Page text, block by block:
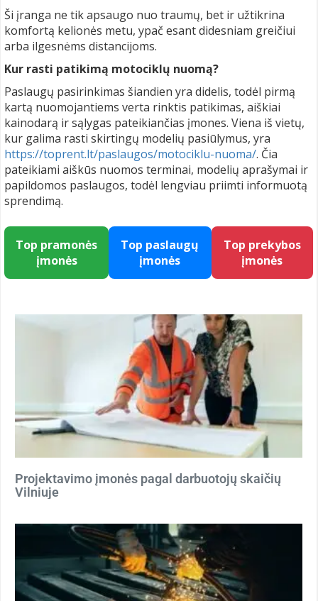
Ši įranga ne tik apsaugo nuo traumų, bet ir užtikrina
komfortą kelionės metu, ypač esant didesniam greičiui
arba ilgesnėms distancijoms.
Kur rasti patikimą motociklų nuomą?
Paslaugų pasirinkimas šiandien yra didelis, todėl pirmą
kartą nuomojantiems verta rinktis patikimas, aiškiai
kainodarą ir sąlygas pateikiančias įmones. Viena iš vietų,
kur galima rasti skirtingų modelių pasiūlymus, yra
https://toprent.lt/paslaugos/motociklu-nuoma/. Čia
pateikiami aiškūs nuomos terminai, modelių aprašymai ir
papildomos paslaugos, todėl lengviau priimti informuotą
sprendimą.
Top pramonės
įmonės
Top paslaugų
įmonės
Top prekybos
įmonės
Projektavimo įmonės pagal darbuotojų skaičių
Vilniuje